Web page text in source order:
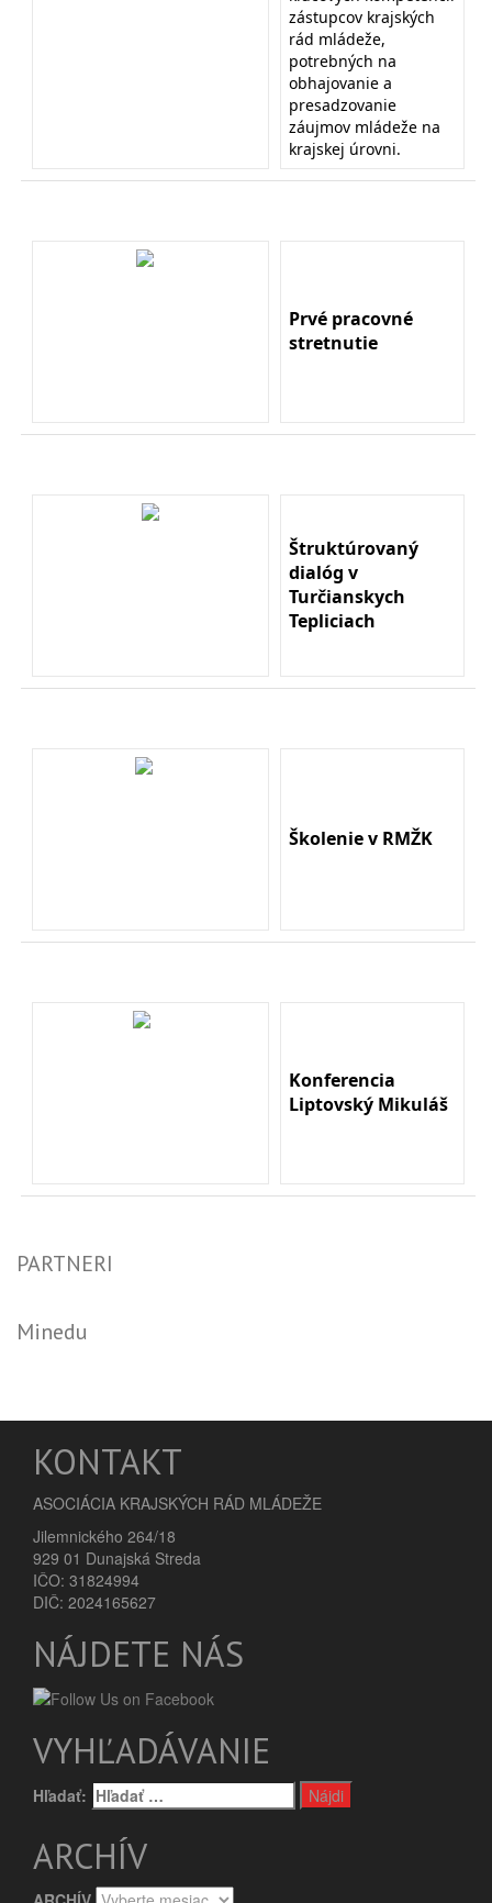
zástupcov krajských
rád mládeže,
potrebných na
obhajovanie a
presadzovanie
záujmov mládeže na
krajskej úrovni.
Prvé pracovné
stretnutie
Štruktúrovaný
dialóg v
Turčianskych
Tepliciach
Školenie v RMŽK
Konferencia
Liptovský Mikuláš
PARTNERI
Minedu
KONTAKT
ASOCIÁCIA KRAJSKÝCH RÁD MLÁDEŽE
Jilemnického 264/18
929 01 Dunajská Streda
IČO: 31824994
DIČ: 2024165627
NÁJDETE NÁS
VYHĽADÁVANIE
Hľadať:
ARCHÍV